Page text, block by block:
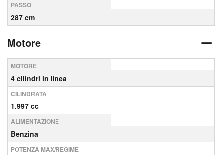
PASSO
287 cm
Motore
MOTORE
4 cilindri in linea
CILINDRATA
1.997 cc
ALIMENTAZIONE
Benzina
POTENZA MAX/REGIME